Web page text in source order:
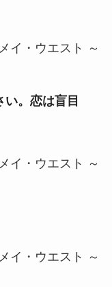
イ・ウエスト ～
。恋は盲目
イ・ウエスト ～
イ・ウエスト ～